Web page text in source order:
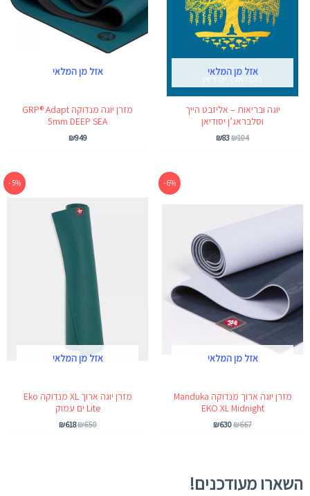
אזל מן המלאי
יוגה ובריאות – אליזבט הייך
וסלבראג’ן יסודיאן
₪104
₪83
אזל מן המלאי
מזרן יוגה מנדוקה GRP® Adapt
5mm DEEP SEA
₪949
6% -
אזל מן המלאי
מזרן יוגה ארוך מנדוקה Manduka
EKO XL Midnight
₪667
₪630
5% -
אזל מן המלאי
מזרן יוגה ארוך XL מנדוקה Eko
Lite ים עמוק
₪650
היה:
₪650.
₪618
₪618.
השארו מעודכנים!